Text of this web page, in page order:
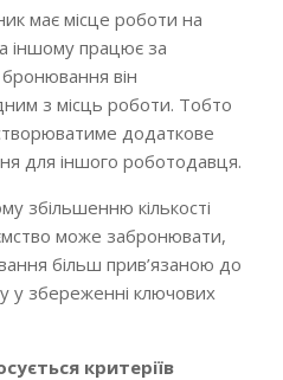
має місце роботи на
іншому працює за
він
з місць роботи. Тобто
додаткове
для іншого роботодавця.
збільшенню кількості
може забронювати,
більш прив’язаною до
у збереженні ключових
критеріїв